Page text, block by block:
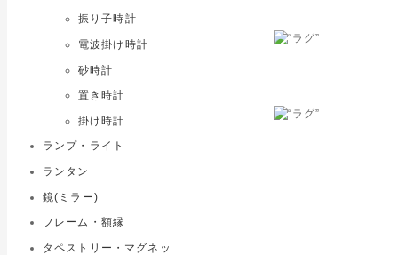
振り子時計
電波掛け時計
砂時計
置き時計
掛け時計
ランプ・ライト
ランタン
鏡(ミラー)
フレーム・額縁
タペストリー・マグネッ